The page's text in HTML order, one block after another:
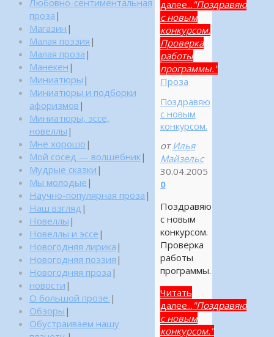
далее... "Поздравяю
с новым
конкурсом.
Проверка
работы
программы."
Проза
Поздравяю
с новым
конкурсом.
от Илья
Майзельс
30.04.2005
0
Поздравяю
с новым
конкурсом.
Проверка
работы
программы.
Читать
далее... "Поздравяю
с новым
конкурсом."
Любовно-сентиментальная
проза |
Магазин |
Малая поэзия |
Малая проза |
Манекен |
Миниатюры |
Миниатюры и подборки
афоризмов |
Миниатюры, эссе,
новеллы |
Мне хорошо |
Мой сосед — волшебник|
Мудрые сказки |
Мы молодые |
Научно-популярная проза |
Наш взгляд |
Новеллы |
Новеллы и эссе |
Новогодняя лирика |
Новогодняя поэзия |
Новогодняя проза |
новости |
О большой прозе. |
Обзоры |
Обустраиваем нашу